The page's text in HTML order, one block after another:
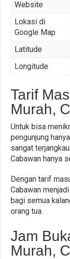
Website
Lokasi di
Google Map
Latitude
Longitude
Tarif
Murah,
Untuk bisa
pengunjung
sangat
Cabawan hanya
Dengan tarif
Cabawan
bagi semua
orang tua.
Jam
Murah,